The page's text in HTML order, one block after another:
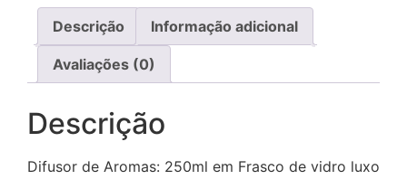
Descrição Informação adicional
Avaliações (0)
Descrição
Difusor de Aromas: 250ml em Frasco de vidro luxo